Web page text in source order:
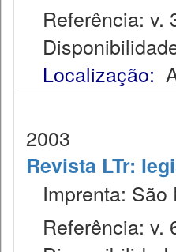
Referência: v.
Localização:
2003
Revista LTr:
Imprenta: São
Referência: v.